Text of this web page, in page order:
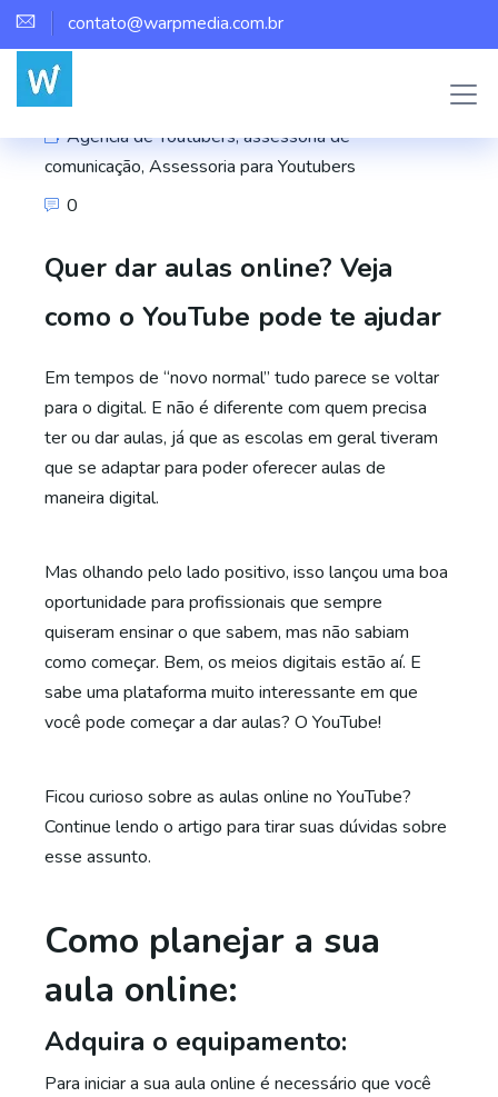
contato@warpmedia.com.br
Agência de Youtubers,assessoria de
comunicação, Assessoria para Youtubers
0
Quer dar aulas online? Veja
como o YouTube pode te ajudar
Em tempos de “novo normal” tudo parece se voltar
para o digital. E não é diferente com quem precisa
ter ou dar aulas, já que as escolas em geral tiveram
que se adaptar para poder oferecer aulas de
maneira digital.
Mas olhando pelo lado positivo, isso lançou uma boa
oportunidade para profissionais que sempre
quiseram ensinar o que sabem, mas não sabiam
como começar. Bem, os meios digitais estão aí. E
sabe uma plataforma muito interessante em que
você pode começar a dar aulas? O YouTube!
Ficou curioso sobre as aulas online no YouTube?
Continue lendo o artigo para tirar suas dúvidas sobre
esse assunto.
Como planejar a sua
aula online:
Adquira o equipamento:
Para iniciar a sua aula online é necessário que você